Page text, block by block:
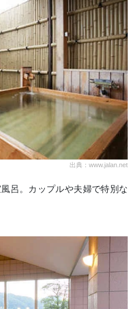
出典：www.jalan.net
呂。カップルや夫婦で特別な